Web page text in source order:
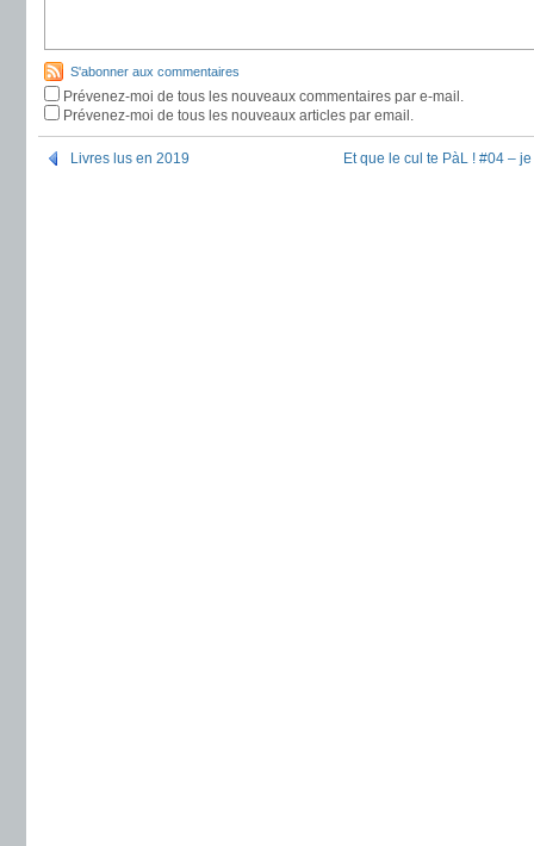
S'abonner aux commentaires
Prévenez-moi de tous les nouveaux commentaires par e-mail.
Prévenez-moi de tous les nouveaux articles par email.
Livres lus en 2019 Et que le cul te PàL ! #04 –